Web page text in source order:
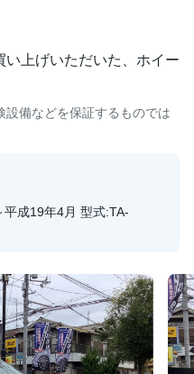
い上げいただいた、ホイー
備などを保証するものでは
平成19年4月 型式:TA-